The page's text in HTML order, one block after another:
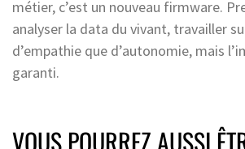
métier, c’est un nouveau firmware.
analyser la data du vivant, travailler
d’empathie que d’autonomie, mais
garanti.
VOUS POURREZ AUSSI